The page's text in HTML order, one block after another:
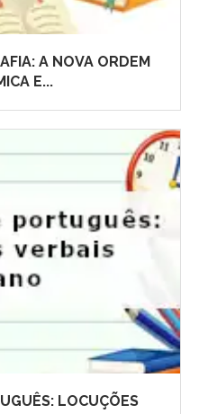
A NOVA ORDEM
E...
LOCUÇÕES